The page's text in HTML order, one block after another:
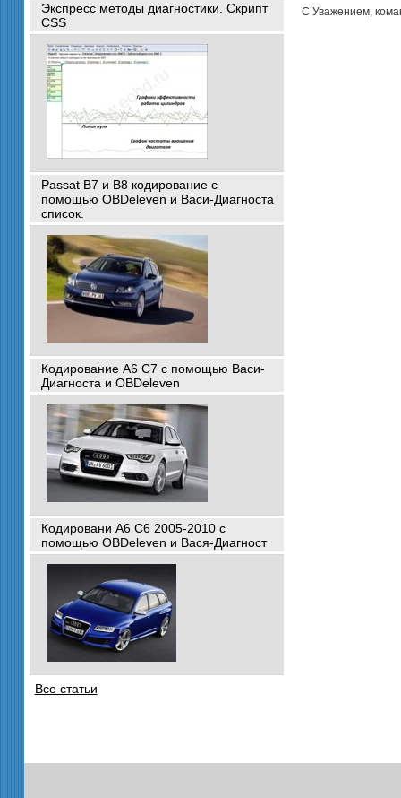
Экспресс методы диагностики. Скрипт
CSS
Passat B7 и B8 кодирование с
помощью OBDeleven и Васи-Диагноста
список.
Кодирование A6 C7 с помощью Васи-
Диагноста и OBDeleven
Кодировани A6 C6 2005-2010 с
помощью OBDeleven и Вася-Диагност
Все статьи
С Уважением,